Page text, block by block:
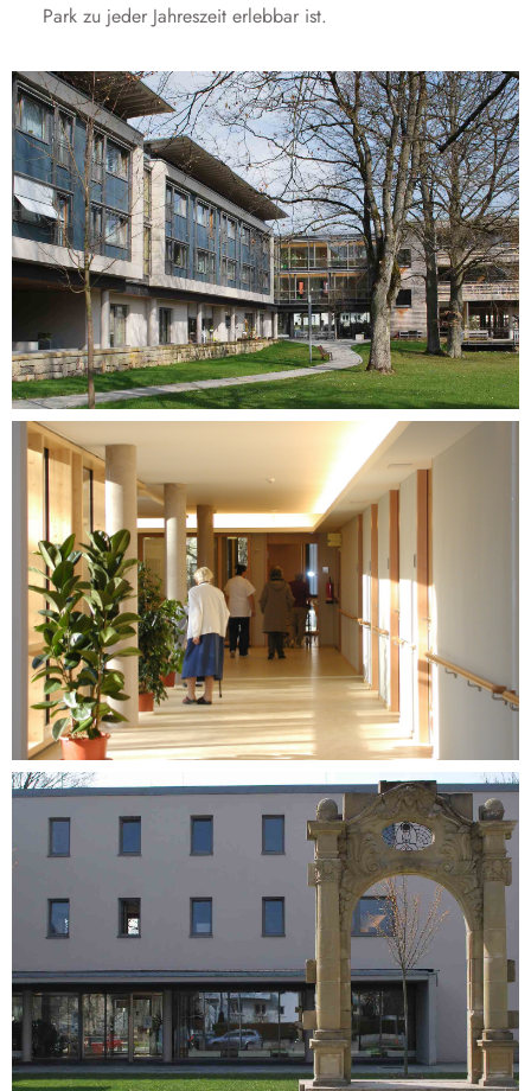
Park zu jeder Jahreszeit erlebbar ist.